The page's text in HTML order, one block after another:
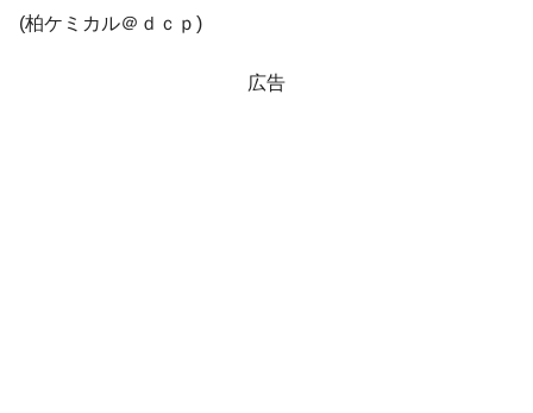
『Money1』
韓国株式市場･暗黒の火曜日。サーキットブ
レイカーも発動！ 半導体2銘柄の暴落
韓国･カードローン金利「15％」突破！
(柏ケミカル＠ｄｃｐ)
広告